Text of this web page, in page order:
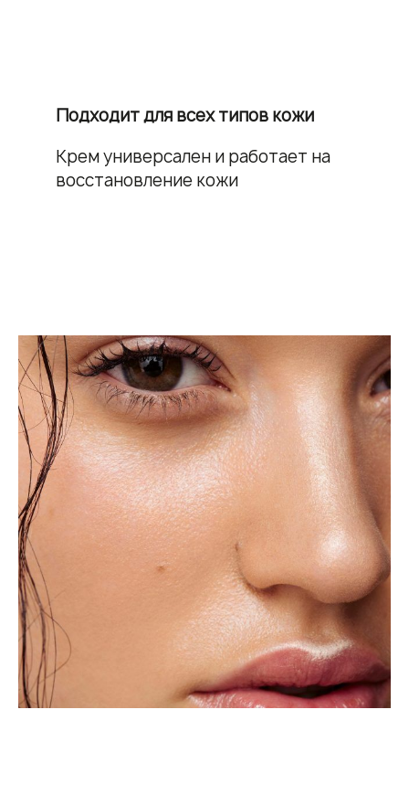
Подходит для всех типов кожи
Крем универсален и работает на
восстановление кожи